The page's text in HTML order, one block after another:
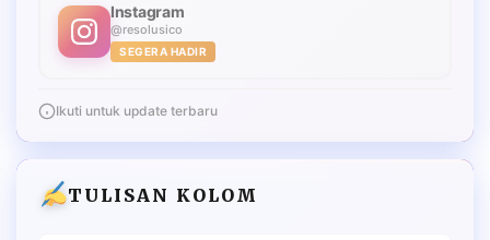
Instagram
@resolusico
SEGERA HADIR
Ikuti untuk update terbaru
TULISAN KOLOM